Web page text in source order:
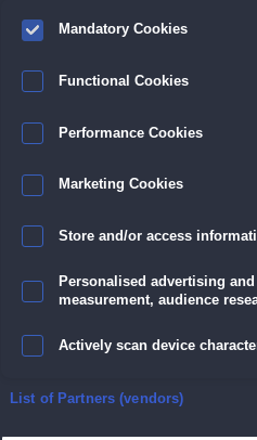
Talente in dir stecken
atemberaubenden Route 66
der zu dir passt
anzeigen
Die Märchendektive
am 21.06.2018 um 13:40
es schon sagt - wir haben es hier in dem
Eltern die in ein
teils bekannten oder unbekannten
Spaß, auch wenn es keine neuen
äußerst nervig. Bis zu 3 verschiedene
3-D Spiel geladen sondern nur
vollen Punkt Abzug.
Mandatory Cookies
Functional Cookies
Performance Cookies
Marketing Cookies
Store and/or access
Personalised advertising
measurement, audience
Actively scan device
Ensure security, prevent
List of Partners (vendors)